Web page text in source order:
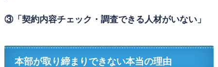
③「契約内容チェック・調査できる人材がいない」
本部が取り締まりできない本当の理由